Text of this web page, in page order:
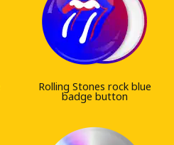
Rolling Stones rock blue
badge button